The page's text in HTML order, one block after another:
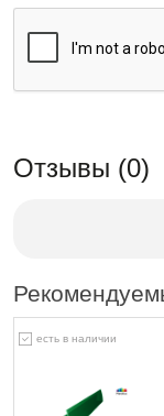
Отзывы (0)
есть в наличии